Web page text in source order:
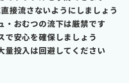
接流さないようにしましょう
・おむつの流下は厳禁です
で安心を確保しましょう
量投入は回避してください